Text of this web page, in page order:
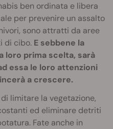
ben ordinata e libera
per prevenire un assalto
sono attratti da aree
di cibo. E sebbene la
loro prima scelta, sarà
essa le loro attenzioni
a crescere.
limitare la vegetazione,
ed eliminare detriti
Fate anche in